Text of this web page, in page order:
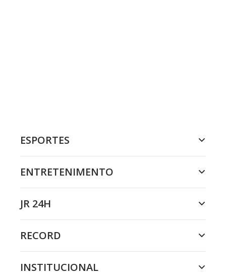
ESPORTES
ENTRETENIMENTO
JR 24H
RECORD
INSTITUCIONAL